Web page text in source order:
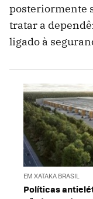
posteriormente
tratar a
ligado à
EM XATAKA BRASIL
Políticas